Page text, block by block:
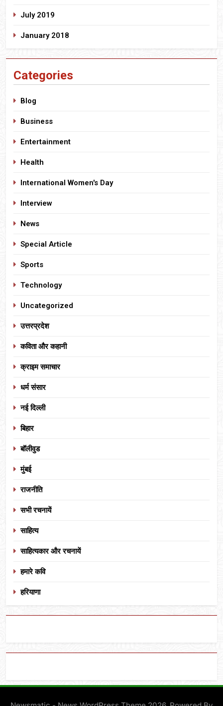
July 2019
January 2018
Categories
Blog
Business
Entertainment
Health
International Women's Day
Interview
News
Special Article
Sports
Technology
Uncategorized
उत्तरप्रदेश
कविता और कहानी
क्राइम समाचार
धर्म संसार
नई दिल्ली
बिहार
बॉलीवुड
मुंबई
राजनीति
सभी रचनायें
साहित्य
साहित्यकार और रचनायें
हमारे कवि
हरियाणा